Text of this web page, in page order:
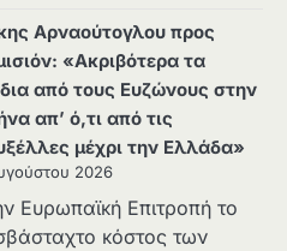
Αρναούτογλου προς
«Ακριβότερα τα
από τους Ευζώνους στην
απ’ ό,τι από τις
μέχρι την Ελλάδα»
2026
Ευρωπαϊκή Επιτροπή το
κόστος των